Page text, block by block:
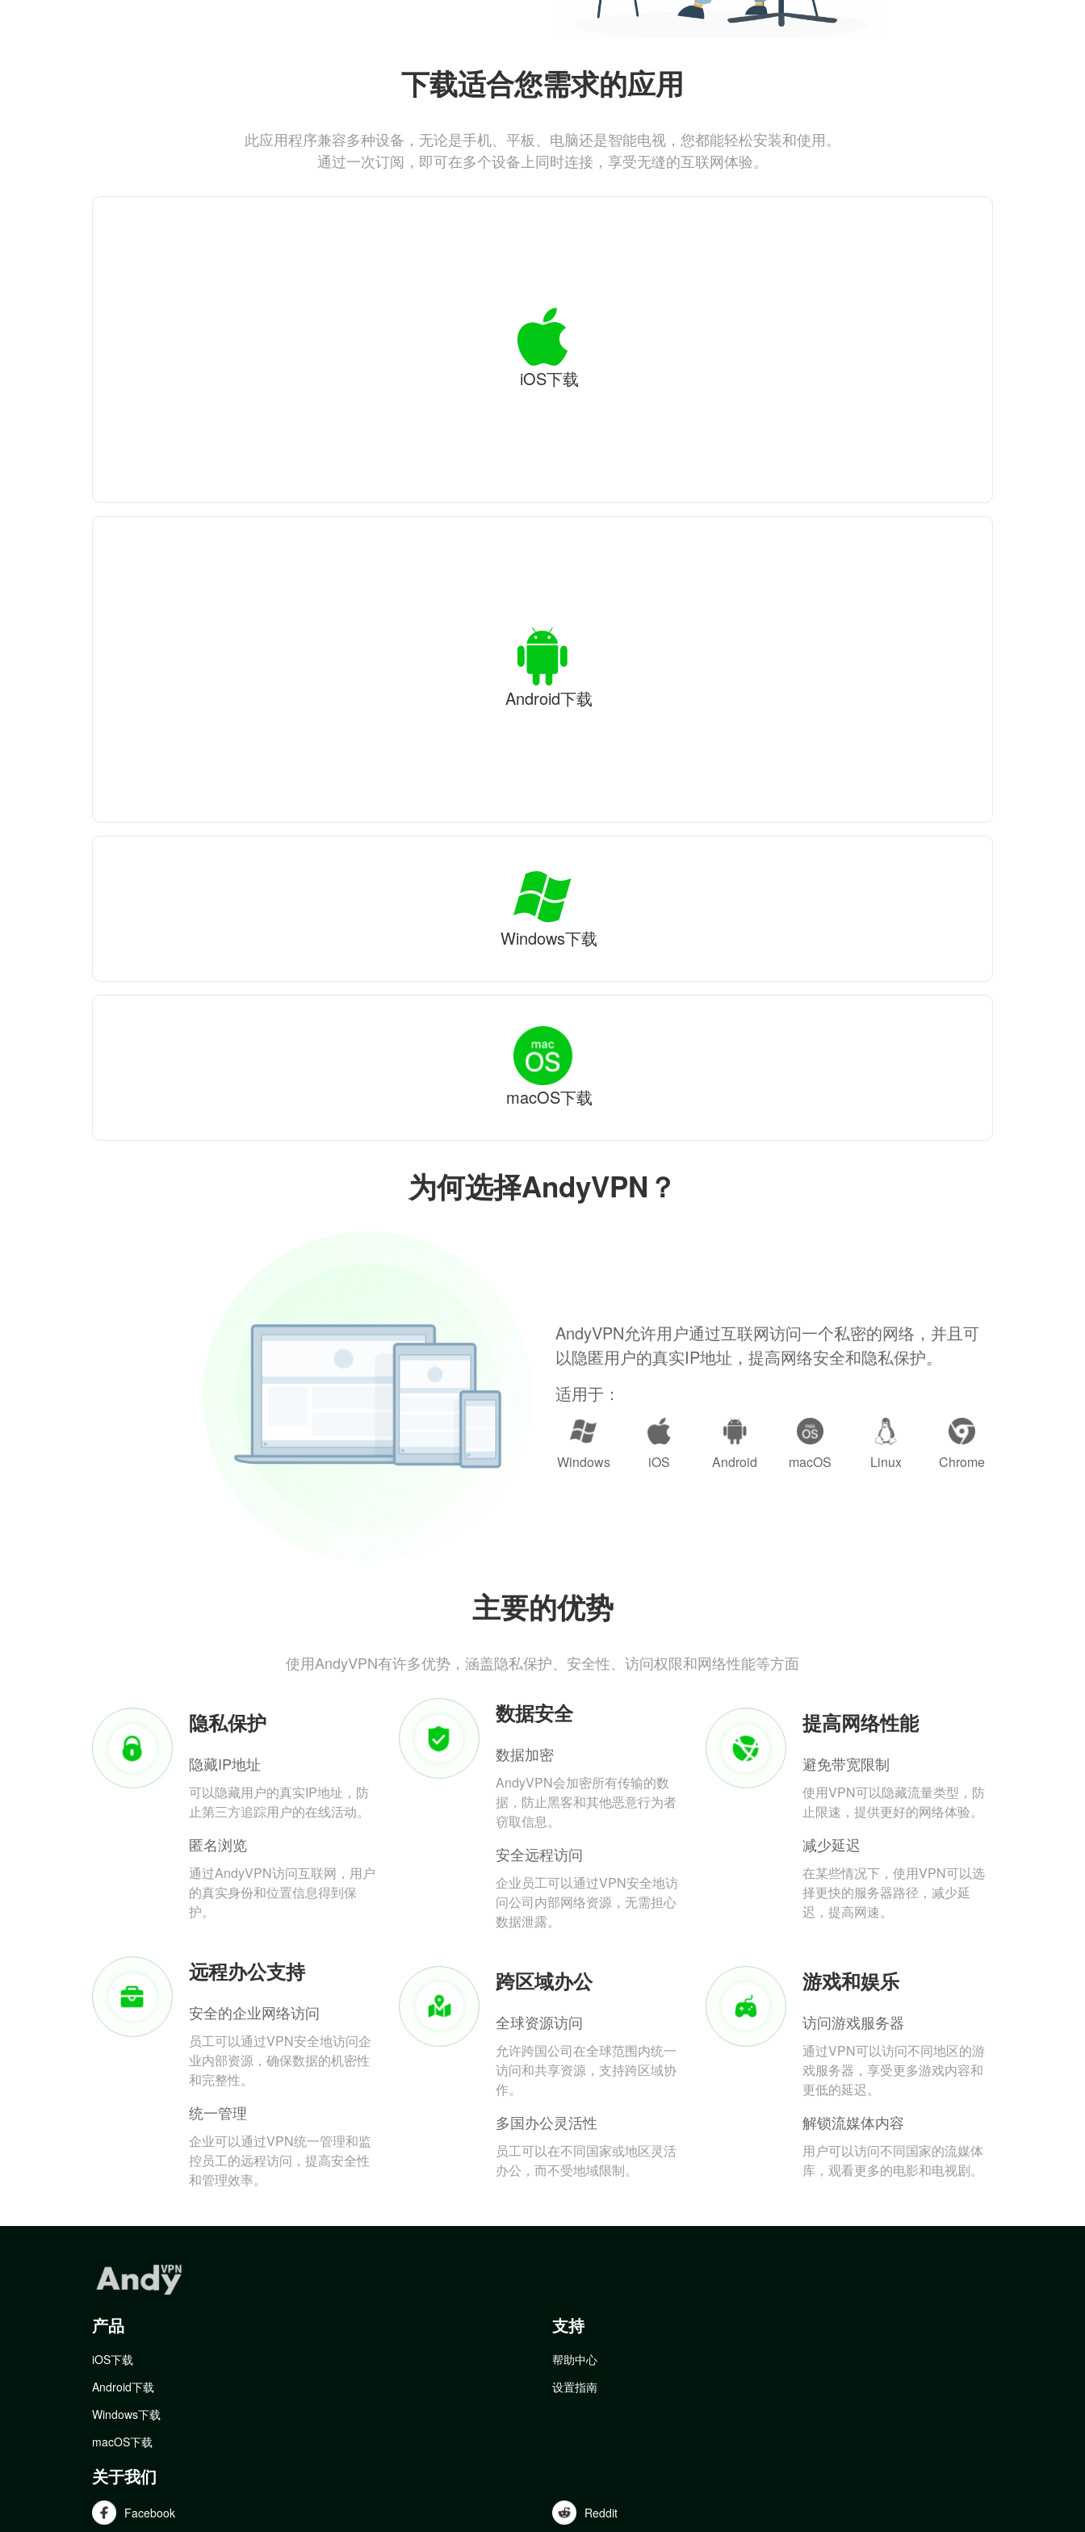
为何选择AndyVPN？
AndyVPN允许用户通过互联网访问一个私密的网络，并且可
以隐匿用户的真实IP地址，提高网络安全和隐私保护。
适用于：
Windows iOS Android macOS Linux Chrome
主要的优势
使用AndyVPN有许多优势，涵盖隐私保护、安全性、访问权限和网络性能等方面
隐私保护
隐藏IP地址
可以隐藏用户的真实IP地址，防
止第三方追踪用户的在线活动。
匿名浏览
通过AndyVPN访问互联网，用户
的真实身份和位置信息得到保
护。
数据安全
数据加密
AndyVPN会加密所有传输的数
据，防止黑客和其他恶意行为者
窃取信息。
安全远程访问
企业员工可以通过VPN安全地访
问公司内部网络资源，无需担心
数据泄露。
提高网络性能
避免带宽限制
使用VPN可以隐藏流量类型，防
止限速，提供更好的网络体验。
减少延迟
在某些情况下，使用VPN可以选
择更快的服务器路径，减少延
迟，提高网速。
远程办公支持
安全的企业网络访问
员工可以通过VPN安全地访问企
业内部资源，确保数据的机密性
和完整性。
统一管理
企业可以通过VPN统一管理和监
控员工的远程访问，提高安全性
和管理效率。
跨区域办公
全球资源访问
允许跨国公司在全球范围内统一
访问和共享资源，支持跨区域协
作。
多国办公灵活性
员工可以在不同国家或地区灵活
办公，而不受地域限制。
游戏和娱乐
访问游戏服务器
通过VPN可以访问不同地区的游
戏服务器，享受更多游戏内容和
更低的延迟。
解锁流媒体内容
用户可以访问不同国家的流媒体
库，观看更多的电影和电视剧。
下载适合您需求的应用
此应用程序兼容多种设备，无论是手机、平板、电脑还是智能电视，您都能轻松安装和使用。
通过一次订阅，即可在多个设备上同时连接，享受无缝的互联网体验。
iOS下载
Android下载
Windows下载
macOS下载
产品
iOS下载
Android下载
Windows下载
macOS下载
支持
帮助中心
设置指南
关于我们
Facebook Reddit